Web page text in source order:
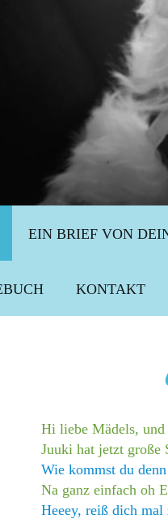
EIN BRIEF VON
KONTAKT
Hi liebe Mädels,
Juuki hat jetzt große
Wie kommst du
Na ganz einfach oh
Heeey, reiß dich mal